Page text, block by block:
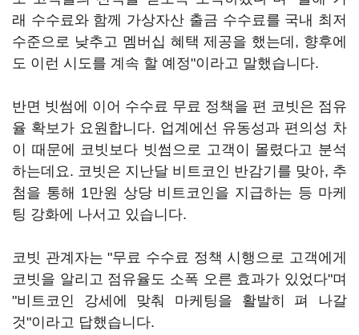
래 수수료와 함께 가상자산 출금 수수료를 국내 최저
수준으로 낮추고 멤버십 혜택 제공을 했는데, 향후에
도 이런 시도를 계속 할 예정"이라고 말했습니다.
반면 빗썸에 이어 수수료 무료 정책을 편 코빗은 점유
율 확보가 요원합니다. 업계에선 유동성과 편의성 차
이 때문에 코빗보다 빗썸으로 고객이 몰렸다고 분석
하는데요. 코빗은 지난달 비트코인 반감기를 맞아, 추
첨을 통해 1만원 상당 비트코인을 지급하는 등 마케
팅 강화에 나서고 있습니다.
코빗 관계자는 "무료 수수료 정책 시행으로 고객에게
코빗을 알리고 점유율도 소폭 오른 효과가 있었다"며
"비트코인 강세에 맞춰 마케팅을 활발히 펴 나갈
것"이라고 답했습니다.